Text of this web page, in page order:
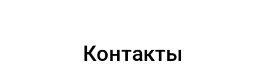
Контакты